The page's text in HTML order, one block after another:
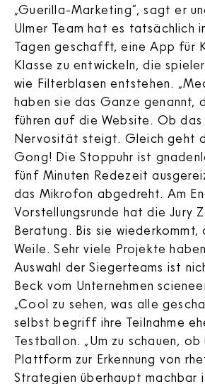
„Guerilla-Marketing“, sagt er
Ulmer Team hat es tatsächlich
Tagen geschafft, eine App für
Klasse zu entwickeln, die
wie Filterblasen entstehen.
haben sie das Ganze genannt,
führen auf die Website. Ob das
Nervosität steigt. Gleich geht
Gong! Die Stoppuhr ist
fünf Minuten Redezeit
das Mikrofon abgedreht. Am
Vorstellungsrunde hat die Jury
Beratung. Bis sie wiederkommt,
Weile. Sehr viele Projekte
Auswahl der Siegerteams ist
Beck vom Unternehmen
„Cool zu sehen, was alle
selbst begriff ihre Teilnahme
Testballon. „Um zu schauen, ob
Plattform zur Erkennung von
Strategien überhaupt machbar